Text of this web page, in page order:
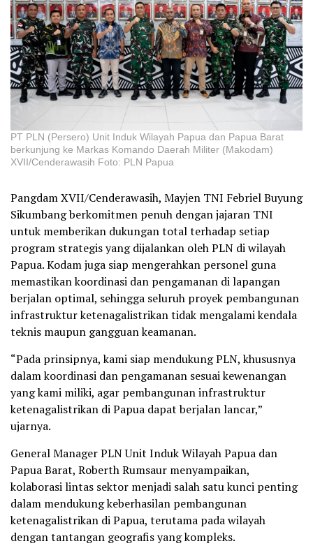
PT PLN (Persero) Unit Induk Wilayah Papua dan Papua Barat
berkunjung ke Markas Komando Daerah Militer (Makodam)
XVII/Cenderawasih Foto: PLN Papua
Pangdam XVII/Cenderawasih, Mayjen TNI Febriel Buyung
Sikumbang berkomitmen penuh dengan jajaran TNI
untuk memberikan dukungan total terhadap setiap
program strategis yang dijalankan oleh PLN di wilayah
Papua. Kodam juga siap mengerahkan personel guna
memastikan koordinasi dan pengamanan di lapangan
berjalan optimal, sehingga seluruh proyek pembangunan
infrastruktur ketenagalistrikan tidak mengalami kendala
teknis maupun gangguan keamanan.
“Pada prinsipnya, kami siap mendukung PLN, khususnya
dalam koordinasi dan pengamanan sesuai kewenangan
yang kami miliki, agar pembangunan infrastruktur
ketenagalistrikan di Papua dapat berjalan lancar,”
ujarnya.
General Manager PLN Unit Induk Wilayah Papua dan
Papua Barat, Roberth Rumsaur menyampaikan,
kolaborasi lintas sektor menjadi salah satu kunci penting
dalam mendukung keberhasilan pembangunan
ketenagalistrikan di Papua, terutama pada wilayah
dengan tantangan geografis yang kompleks.